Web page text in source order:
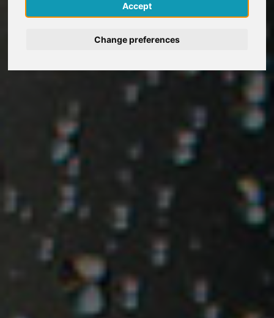
Accept
Change preferences
English
Deutsch
Nederlands
Español